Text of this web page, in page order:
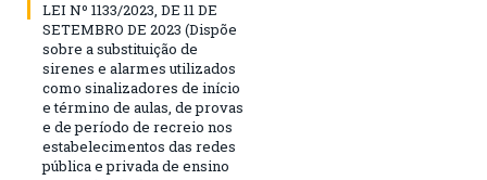
LEI Nº 1133/2023, DE 11 DE
SETEMBRO DE 2023 (Dispõe
sobre a substituição de
sirenes e alarmes utilizados
como sinalizadores de início
e término de aulas, de provas
e de período de recreio nos
estabelecimentos das redes
pública e privada de ensino